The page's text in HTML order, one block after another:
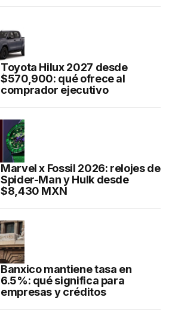
Toyota Hilux 2027 desde
$570,900: qué ofrece al
comprador ejecutivo
Marvel x Fossil 2026: relojes de
Spider-Man y Hulk desde
$8,430 MXN
Banxico mantiene tasa en
6.5%: qué significa para
empresas y créditos